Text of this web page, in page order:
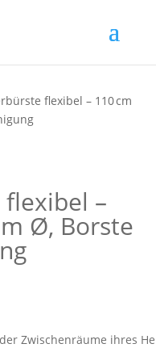
flexibel – 110 cm
–
Ø, Borste
Zwischenräume ihres